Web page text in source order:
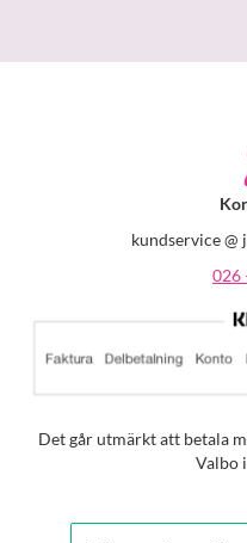
kundservice @
026
Det går utmärkt att betala
Valbo